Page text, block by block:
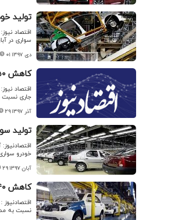
تولید
اقتصاد
سواری در
۰۱ دی ۱۳۹۷
کاهش ۵۰ درصدی تولید وانت
اقتصاد
جاری نسبت
۲۹ آذر ۱۳۹۷
تولید سواری ۱۶
خودرو سواری
۲۹ آبان ۱۳۹۷
کاهش ۴۰ درصدی تولید خودرو
نسبت به